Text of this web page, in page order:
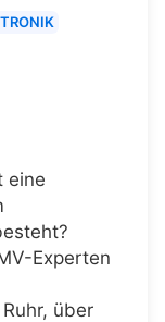
eine
Experten
über